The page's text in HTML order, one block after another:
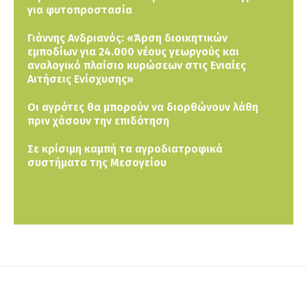
για φυτοπροστασία
Γιάννης Ανδριανός: «Άρση διοικητικών
εμποδίων για 24.000 νέους γεωργούς και
αναλογικό πλαίσιο κυρώσεων στις Ενιαίες
Αιτήσεις Ενίσχυσης»
Οι αγρότες θα μπορούν να διορθώνουν λάθη
πριν χάσουν την επιδότηση
Σε κρίσιμη καμπή τα αγροδιατροφικά
συστήματα της Μεσογείου